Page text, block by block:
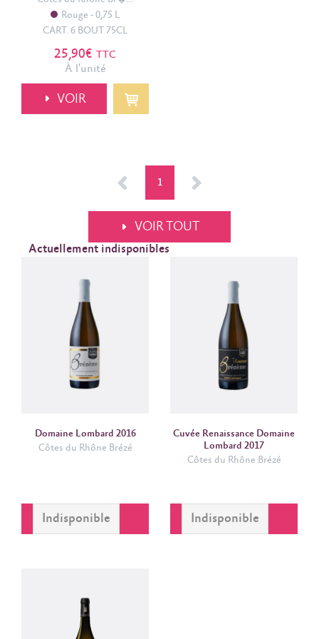
Rouge
0,75 L
CART. 6 BOUT 75CL
25,90€ TTC
À l'unité
VOIR
< 1 >
VOIR TOUT
Actuellement indisponibles
Domaine Lombard 2016
Côtes du Rhône Brézé
VOIR
Indisponible
Cuvée Renaissance Domaine
Lombard 2017
Côtes du Rhône Brézé
VOIR
Indisponible